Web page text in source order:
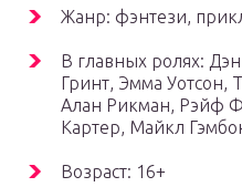
Жанр: фэнтези,
В главных ролях:
Гринт, Эмма Уотсон,
Алан Рикман, Рэйф
Картер, Майкл
Возраст: 16+